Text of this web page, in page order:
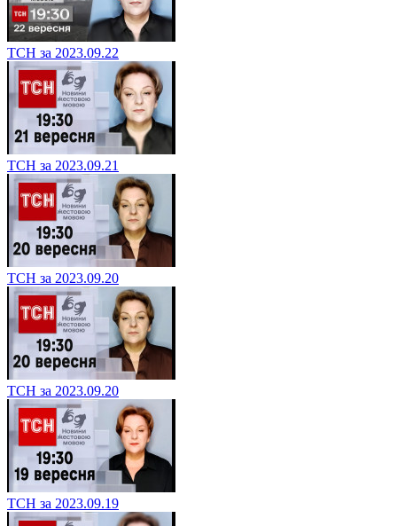
ТСН за 2023.09.22
ТСН за 2023.09.21
ТСН за 2023.09.20
ТСН за 2023.09.20
ТСН за 2023.09.19